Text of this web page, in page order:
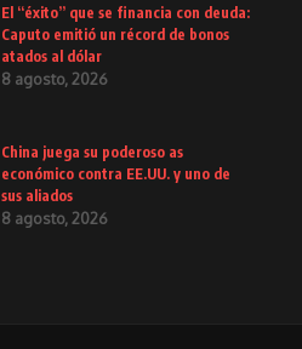
El “éxito” que se financia con deuda:
Caputo emitió un récord de bonos
atados al dólar
8 agosto, 2026
China juega su poderoso as
económico contra EE.UU. y uno de
sus aliados
8 agosto, 2026